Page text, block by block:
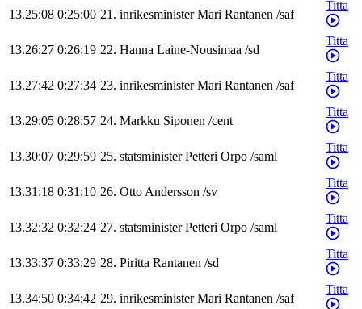
13.25:08 0:25:00 21. inrikesminister Mari Rantanen /saf
Titta
13.26:27 0:26:19 22. Hanna Laine-Nousimaa /sd
Titta
13.27:42 0:27:34 23. inrikesminister Mari Rantanen /saf
Titta
13.29:05 0:28:57 24. Markku Siponen /cent
Titta
13.30:07 0:29:59 25. statsminister Petteri Orpo /saml
Titta
13.31:18 0:31:10 26. OttoAndersson /sv
Titta
13.32:32 0:32:24 27. statsminister Petteri Orpo /saml
Titta
13.33:37 0:33:29 28. Piritta Rantanen /sd
Titta
13.34:50 0:34:42 29. inrikesminister Mari Rantanen /saf
Titta